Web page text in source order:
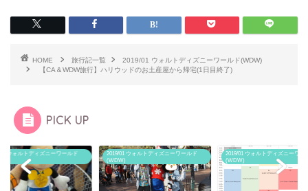
HOME 旅行記一覧
2019/01 ウォルトディズニーワールド(WDW)
【CA＆WDW旅行】ハリウッドのお土産屋から帰宅(1日目終了)
PICK UP
ウォルトディズニーワールド
2019/01 ウォルトディズニーワールド
(WDW)
2019/01 ウォルトディズニーワー
(WDW)